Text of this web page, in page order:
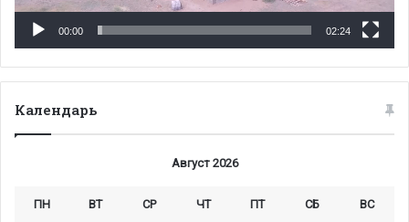
00:00 02:24
Календарь
Август 2026
ПН ВТ СР ЧТ ПТ СБ ВС